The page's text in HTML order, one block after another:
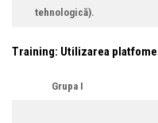
tehnologică).
Training: Utilizarea
Grupa I